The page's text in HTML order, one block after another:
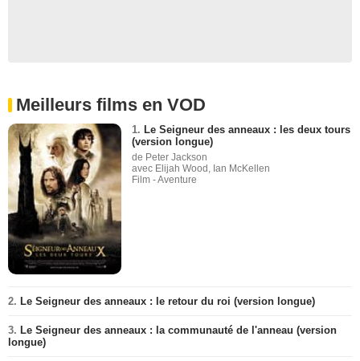
Meilleurs films en VOD
1. Le Seigneur des anneaux : les deux tours
(version longue)
de Peter Jackson
avec Elijah Wood, Ian McKellen
Film - Aventure
2. Le Seigneur des anneaux : le retour du roi (version longue)
3. Le Seigneur des anneaux : la communauté de l'anneau (version
longue)